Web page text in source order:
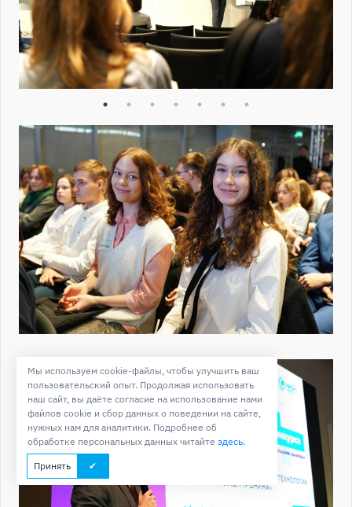
Мы используем cookie-файлы, чтобы улучшить ваш
пользовательский опыт. Продолжая использовать
наш сайт, вы даёте согласие на использование нами
файлов cookie и сбор данных о поведении на сайте,
нужных нам для аналитики. Подробнее об
обработке персональных данных читайте здесь.
Принять